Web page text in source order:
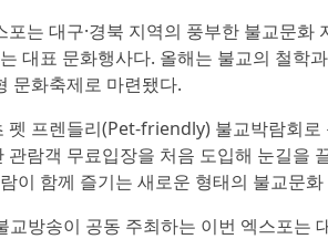
는 대구·경북 지역의 풍부한 불교문
대표 문화행사다. 올해는 불교의 철학
문화축제로 마련됐다.
펫 프렌들리(Pet-friendly) 불교박람회
관람객 무료입장을 처음 도입해 눈길을
이 함께 즐기는 새로운 형태의 불교문
교방송이 공동 주최하는 이번 엑스포는